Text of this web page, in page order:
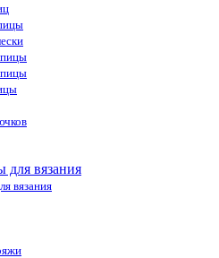
для вязания
вязания